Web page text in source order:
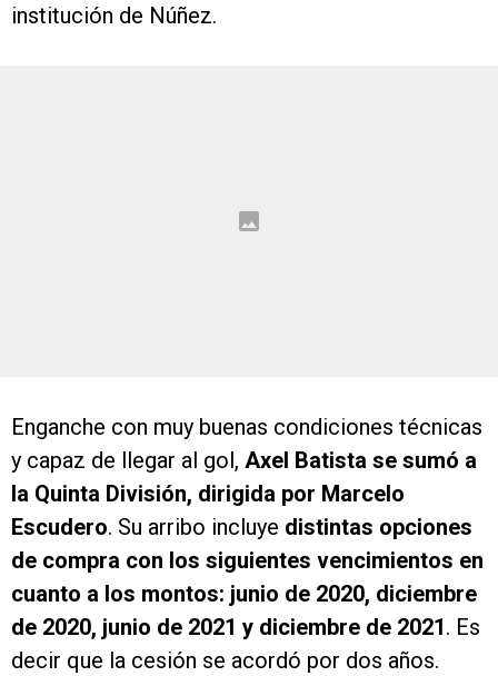
institución de Núñez.
Enganche con muy buenas condiciones técnicas
y capaz de llegar al gol, Axel Batista se sumó a
la Quinta División, dirigida por Marcelo
Escudero. Su arribo incluye distintas opciones
de compra con los siguientes vencimientos en
cuanto a los montos: junio de 2020, diciembre
de 2020, junio de 2021 y diciembre de 2021 . Es
decir que la cesión se acordó por dos años.